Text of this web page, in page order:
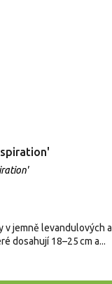
v jemně levandulových
dosahují 18–25 cm a...